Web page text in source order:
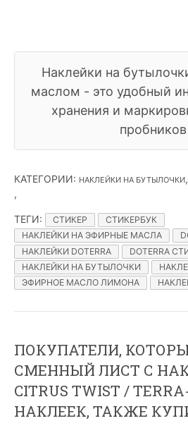
​Наклейки на
маслом - это удобный
хранения и
пробников
КАТЕГОРИИ: НАКЛЕЙКИ НА БУТЫЛОЧКИ,
,
ТЕГИ: СТИКЕР
СТИКЕРБУК
НАКЛЕЙКИ НА ЭФИРНЫЕ МАСЛА
НАКЛЕЙКИ DOTERRA
DOTERRA
НАКЛЕЙКИ НА БУТЫЛОЧКИ
ЭФИРНОЕ МАСЛО ЛИМОНА
ПОКУПАТЕЛИ,
СМЕННЫЙ ЛИСТ С
CITRUS TWIST /
НАКЛЕЕК, ТАКЖЕ